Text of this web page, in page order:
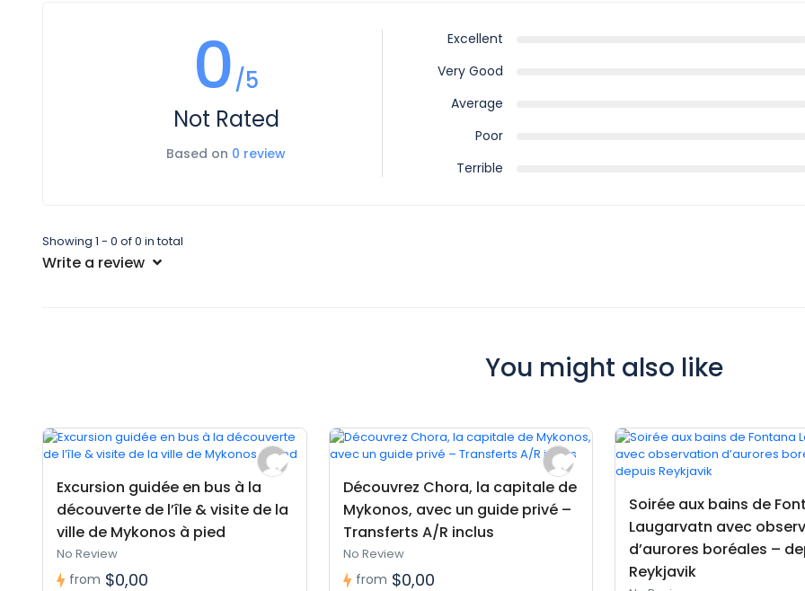
0/5
Not Rated
Based on 0 review
Excellent
Very Good
Average
Poor
Terrible
Showing 1 - 0 of 0 in total
Write a review
You might also like
Excursion guidée en bus à la
découverte de l’île & visite de la
ville de Mykonos à pied
No Review
from $0,00
Découvrez Chora, la capitale de
Mykonos, avec un guide privé –
Transferts A/R inclus
No Review
from $0,00
Soirée aux bains de
Laugarvatn avec
d’aurores boréales –
Reykjavik